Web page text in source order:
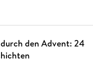
den Advent: 24